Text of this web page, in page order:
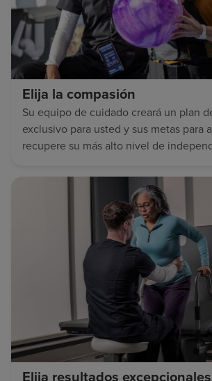
Elija la compasión
Su equipo de cuidado creará un plan
exclusivo para usted y sus metas para
recupere su más alto nivel de
Elija resultados excepcionales